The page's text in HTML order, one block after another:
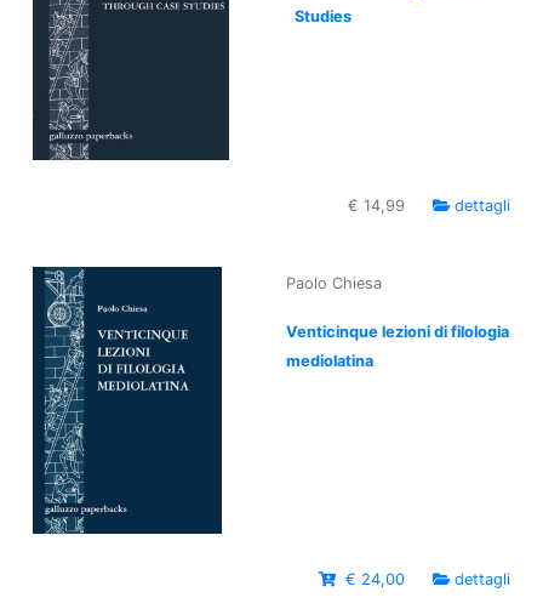
Studies
€ 14,99 dettagli
Paolo Chiesa
Venticinque lezioni di filologia
mediolatina
€ 24,00 dettagli